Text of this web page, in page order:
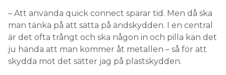
– Att använda quick connect sparar tid. Men då ska
man tänka på att sätta på ändskydden. I en central
är det ofta trångt och ska någon in och pilla kan det
ju hända att man kommer åt metallen – så för att
skydda mot det sätter jag på plastskydden.